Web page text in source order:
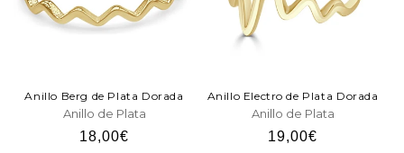
Anillo Berg de Plata Dorada
Anillo de Plata
Precio
18,00€
Anillo Electro de Plata Dorada
Anillo de Plata
Precio
19,00€